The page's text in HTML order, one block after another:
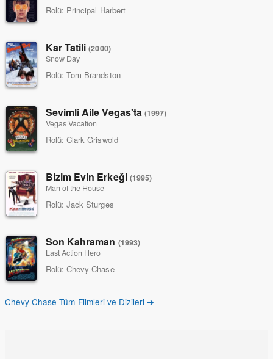
Rolü: Principal Harbert
Kar Tatili(2000)
Snow Day
Rolü: Tom Brandston
Sevimli Aile Vegas'ta (1997)
Vegas Vacation
Rolü: Clark Griswold
Bizim Evin Erkeği (1995)
Man of the House
Rolü: Jack Sturges
Son Kahraman (1993)
Last Action Hero
Rolü: Chevy Chase
Chevy Chase Tüm Filmleri ve Dizileri ➔